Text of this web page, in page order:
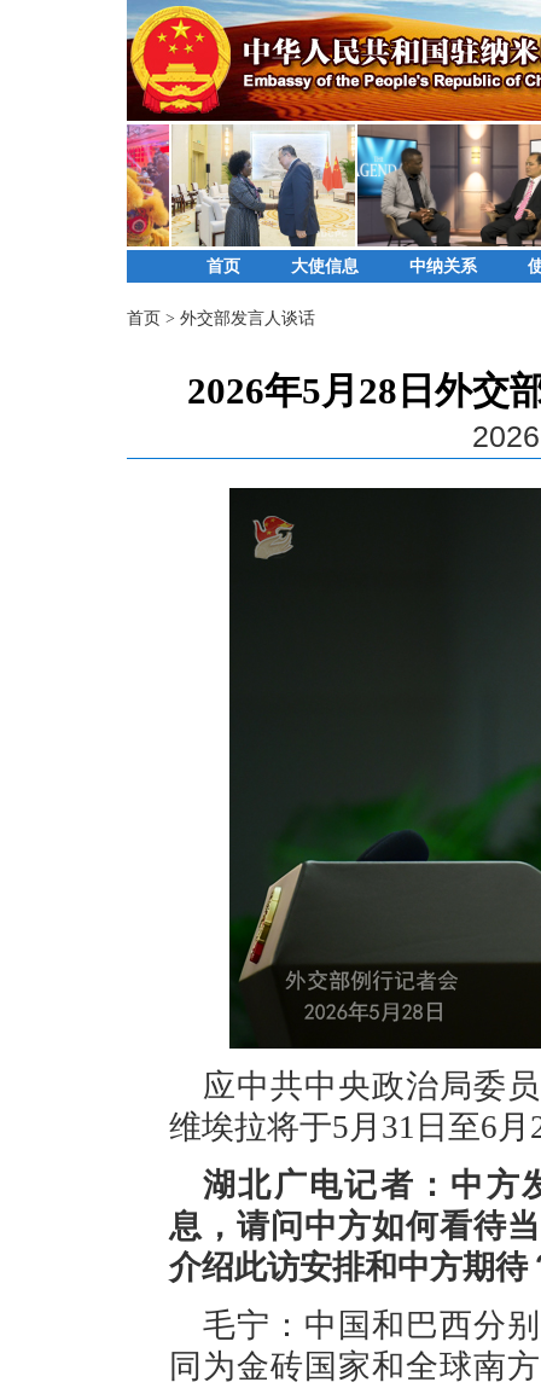
首页 大使信息 中纳关系
首页 > 外交部发言人谈话
2026年5月28日外交
应中共中央政治局委
维埃拉将于5月31日至6
湖北广电记者：中方
息，请问中方如何看待
介绍此访安排和中方期待
毛宁：中国和巴西分
同为金砖国家和全球南